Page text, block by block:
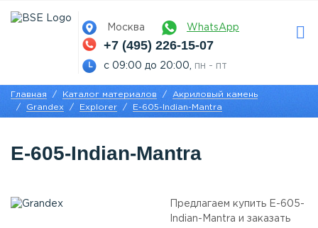
Москва WhatsApp
+7 (495) 226-15-07
с 09:00 до 20:00, пн - пт
Главная Каталог материалов
Акриловый камень
Grandex
Explorer E-605-Indian-Mantra
E-605-Indian-Mantra
Предлагаем купить E-605-
Indian-Mantra и заказать